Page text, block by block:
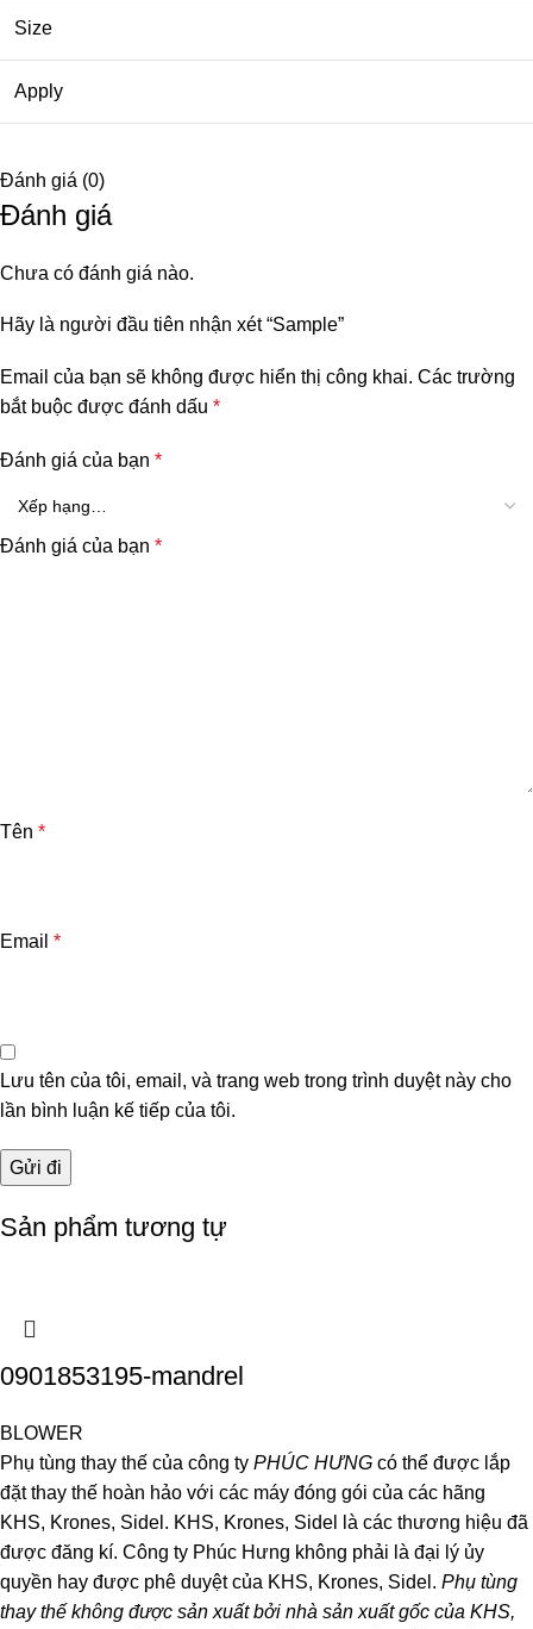
Size
Apply
Đánh giá (0)
Đánh giá
Chưa có đánh giá nào.
Hãy là người đầu tiên nhận xét “Sample”
Email của bạn sẽ không được hiển thị công khai. Các trường
bắt buộc được đánh dấu *
Đánh giá của bạn *
Đánh giá của bạn *
Tên *
Email *
Lưu tên của tôi, email, và trang web trong trình duyệt này cho
lần bình luận kế tiếp của tôi.
Sản phẩm tương tự
0901853195-mandrel
BLOWER
Phụ tùng thay thế của công ty PHÚC HƯNG có thể được lắp
đặt thay thế hoàn hảo với các máy đóng gói của các hãng
KHS, Krones, Sidel. KHS, Krones, Sidel là các thương hiệu đã
được đăng kí. Công ty Phúc Hưng không phải là đại lý ủy
quyền hay được phê duyệt của KHS, Krones, Sidel. Phụ tùng
thay thế không được sản xuất bởi nhà sản xuất gốc của KHS,